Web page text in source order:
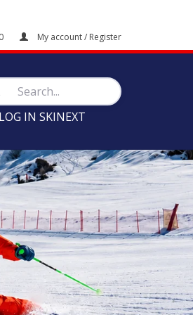
My account / Register
LOG IN SKINEXT